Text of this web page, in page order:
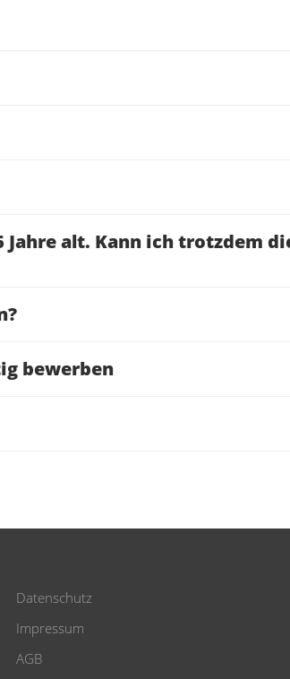
alt. Kann ich trotzdem
bewerben
Datenschutz
Impressum
AGB